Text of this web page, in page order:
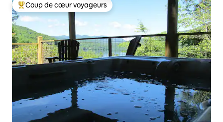
Coups de cœur voyageurs les plus appréciés
Coup de cœur voyageurs